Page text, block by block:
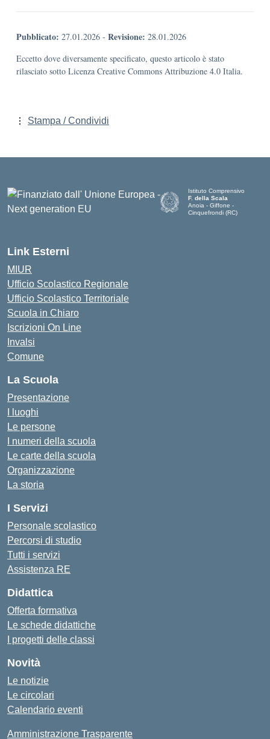
Pubblicato: 27.01.2026 - Revisione: 28.01.2026
Eccetto dove diversamente specificato, questo articolo è stato
rilasciato sotto Licenza Creative Commons Attribuzione 4.0 Italia.
Stampa / Condividi
Istituto Comprensivo
F. della Scala
Anoia - Giffone -
Cinquefrondi (RC)
Link Esterni
MIUR
Ufficio Scolastico Regionale
Ufficio Scolastico Territoriale
Scuola in Chiaro
Iscrizioni On Line
Invalsi
Comune
La Scuola
Presentazione
I luoghi
Le persone
I numeri della scuola
Le carte della scuola
Organizzazione
La storia
I Servizi
Personale scolastico
Percorsi di studio
Tutti i servizi
Assistenza RE
Didattica
Offerta formativa
Le schede didattiche
I progetti delle classi
Novità
Le notizie
Le circolari
Calendario eventi
Amministrazione Trasparente